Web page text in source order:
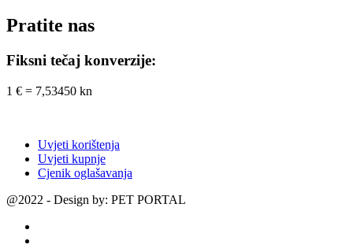
Pratite nas
Fiksni tečaj konverzije:
1 € = 7,53450 kn
Uvjeti korištenja
Uvjeti kupnje
Cjenik oglašavanja
@2022 - Design by: PET PORTAL